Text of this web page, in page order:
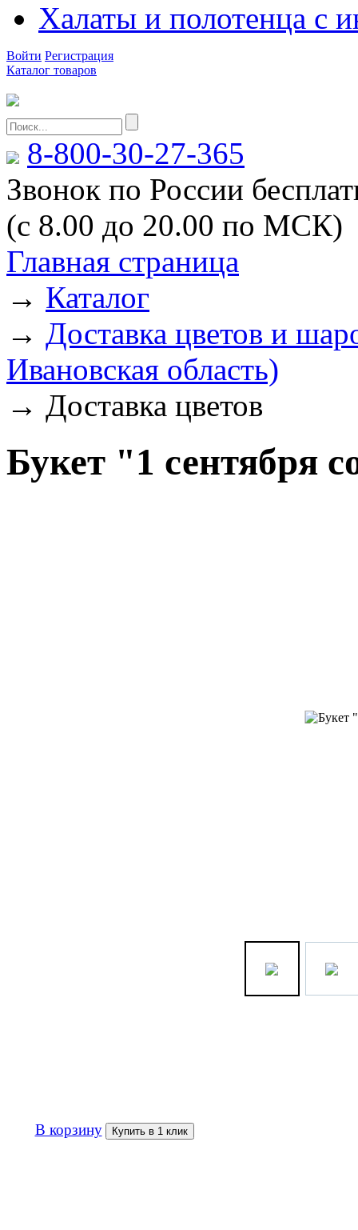
Халаты и полотенца с
Войти Регистрация
Каталог товаров
8-800-30-27-365
Звонок по России
(с 8.00 до 20.00 по МСК)
Главная страница
→ Каталог
→ Доставка цветов и
Ивановская область)
→ Доставка цветов
Букет "1 сентября
В корзину Купить в 1 клик